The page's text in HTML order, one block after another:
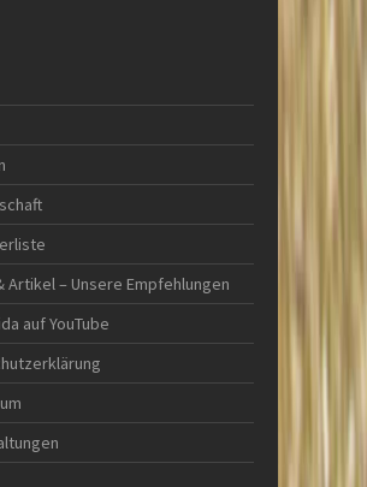
Artikel – Unsere Empfehlungen
auf YouTube